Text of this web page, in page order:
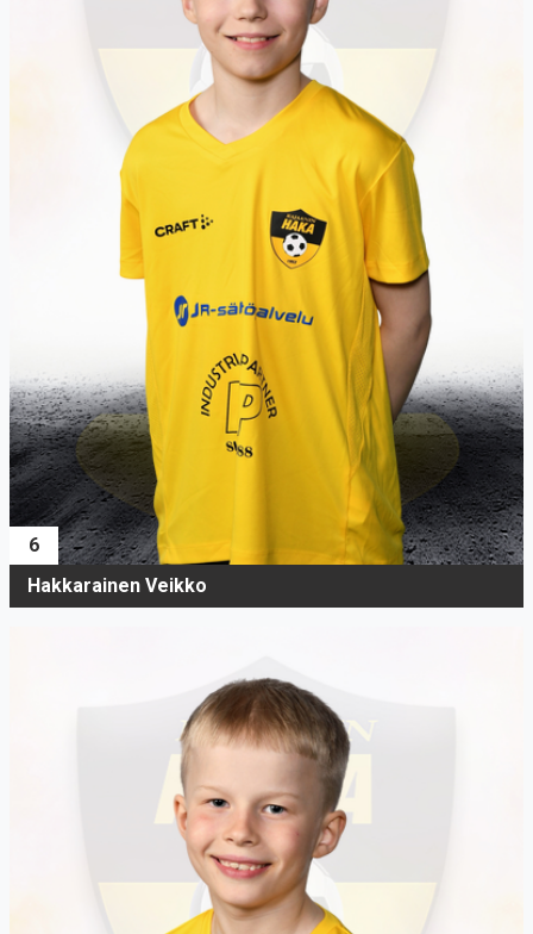
6
Hakkarainen Veikko